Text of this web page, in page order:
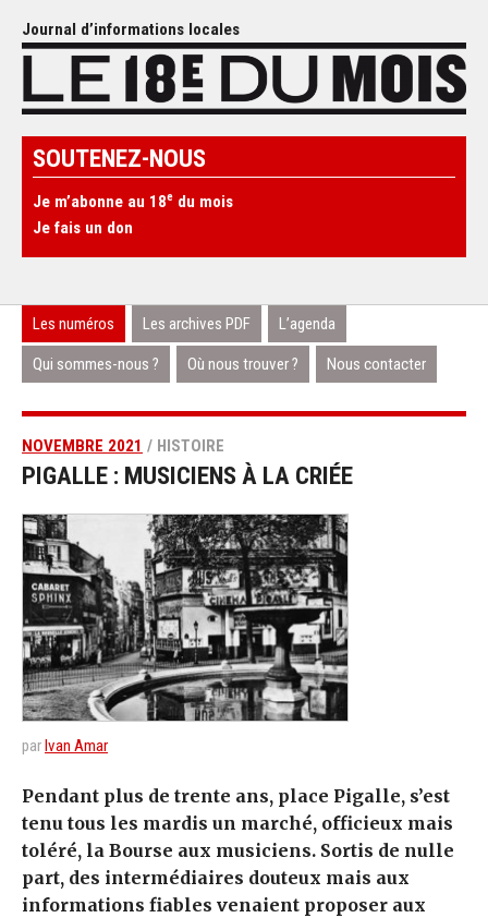
Journal d’informations locales
SOUTENEZ-NOUS
Je m’abonne au 18e du mois
Je fais un don
Les numéros Les archives PDF L’agenda
Qui sommes-nous ? Où nous trouver ? Nous contacter
NOVEMBRE 2021 / HISTOIRE
PIGALLE : MUSICIENS À LA CRIÉE
parIvan Amar
Pendant plus de trente ans, place Pigalle, s’est
tenu tous les mardis un marché, officieux mais
toléré, la Bourse aux musiciens. Sortis de nulle
part, des intermédiaires douteux mais aux
informations fiables venaient proposer aux